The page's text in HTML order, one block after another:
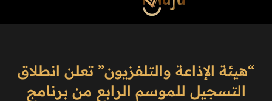
“هيئة الإذاعة والتلفزيون” تعلن انطلاق
التسجيل للموسم الرابع من برنامج